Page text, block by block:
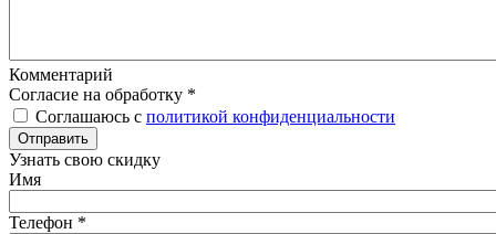
Комментарий
Согласие на обработку *
Соглашаюсь с политикой конфиденциальности
Отправить
Узнать свою скидку
Имя
Телефон *